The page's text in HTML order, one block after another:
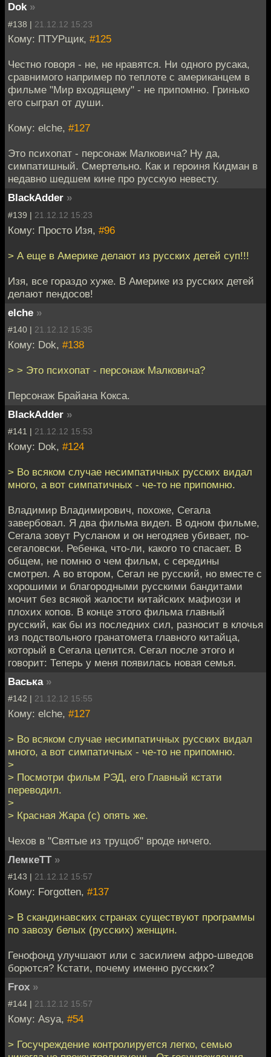
Dok »
#138 | 21.12.12 15:23
Кому: ПТУРщик, #125
Честно говоря - не, не нравятся. Ни одного русака,
сравнимого например по теплоте с американцем в
фильме "Мир входящему" - не припомню. Гринько
его сыграл от души.
Кому: elche, #127
Это психопат - персонаж Малковича? Ну да,
симпатишный. Смертельно. Как и героиня Кидман в
недавно шедшем кине про русскую невесту.
BlackAdder »
#139 | 21.12.12 15:23
Кому: Просто Изя, #96
> А еще в Америке делают из русских детей суп!!!
Изя, все гораздо хуже. В Америке из русских детей
делают пендосов!
elche »
#140 | 21.12.12 15:35
Кому: Dok, #138
> > Это психопат - персонаж Малковича?
Персонаж Брайана Кокса.
BlackAdder »
#141 | 21.12.12 15:53
Кому: Dok, #124
> Во всяком случае несимпатичных русских видал
много, а вот симпатичных - че-то не припомню.
Владимир Владимирович, похоже, Сегала
завербовал. Я два фильма видел. В одном фильме,
Сегала зовут Русланом и он негодяев убивает, по-
сегаловски. Ребенка, что-ли, какого то спасает. В
общем, не помню о чем фильм, с середины
смотрел. А во втором, Сегал не русский, но вместе с
хорошими и благородными русскими бандитами
мочит без всякой жалости китайских мафиози и
плохих копов. В конце этого фильма главный
русский, как бы из последних сил, разносит в клочья
из подствольного гранатомета главного китайца,
который в Сегала целится. Сегал после этого и
говорит: Теперь у меня появилась новая семья.
Васька »
#142 | 21.12.12 15:55
Кому: elche, #127
> Во всяком случае несимпатичных русских видал
много, а вот симпатичных - че-то не припомню.
>
> Посмотри фильм РЭД, его Главный кстати
переводил.
>
> Красная Жара (с) опять же.
Чехов в "Святые из трущоб" вроде ничего.
ЛемкеТТ »
#143 | 21.12.12 15:57
Кому: Forgotten, #137
> В скандинавских странах существуют программы
по завозу белых (русских) женщин.
Генофонд улучшают или с засилием афро-шведов
борются? Кстати, почему именно русских?
Frox »
#144 | 21.12.12 15:57
Кому: Asya, #54
> Госучреждение контролируется легко, семью